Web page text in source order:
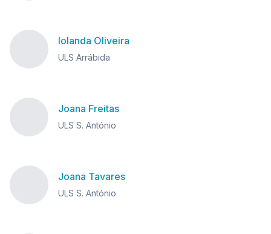
Iolanda Oliveira
ULS Arrábida
Joana Freitas
ULS S. António
Joana Tavares
ULS S. António